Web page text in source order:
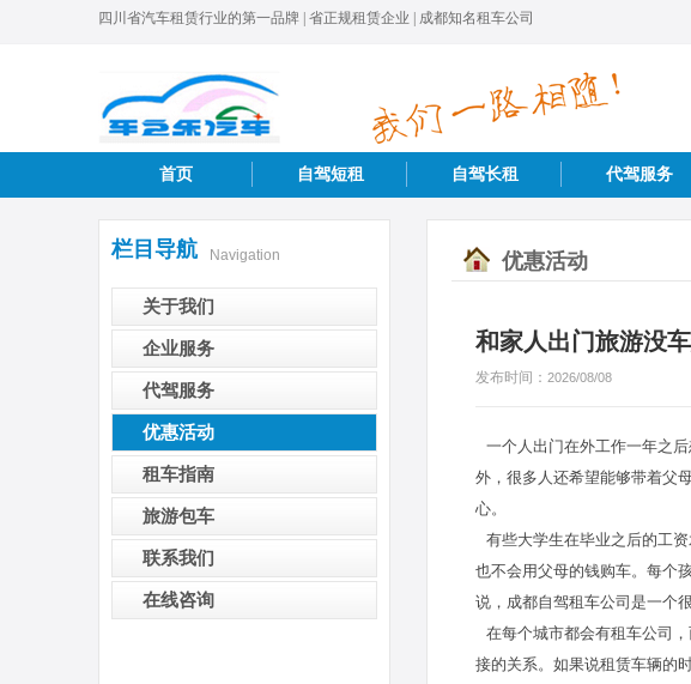
四川省汽车租赁行业的第一品牌 | 省正规租赁企业 | 成都知名租车公司
首页 自驾短租 自驾长租 代驾服务
栏目导航 Navigation
关于我们
企业服务
代驾服务
优惠活动
租车指南
旅游包车
联系我们
在线咨询
优惠活动
和家人出门旅游没
发布时间： 2026/08/08
一个人出门在外工作一年之
外，很多人还希望能够带着父
心。
有些大学生在毕业之后的工
也不会用父母的钱购车。每个
说，成都自驾租车公司是一个
在每个城市都会有租车公司
接的关系。如果说租赁车辆的